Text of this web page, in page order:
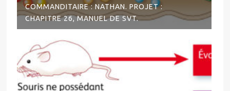
COMMANDITAIRE : NATHAN. PROJET :
CHAPITRE 26, MANUEL DE SVT.